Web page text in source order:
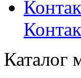
Каталог